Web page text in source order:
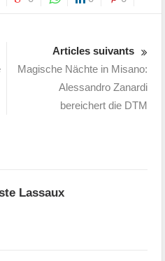
Articles suivants
Magische Nächte in Misano:
Alessandro Zanardi
bereichert die DTM
Lassaux